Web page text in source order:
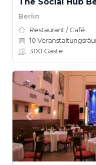
Berlin
Restaurant / Café
10
300 Gäste